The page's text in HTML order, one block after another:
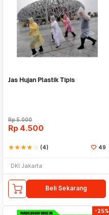
Jas Hujan Plastik Tipis
Rp5.000
Rp 4.500
starstarstarstarstar_border (4) 49
DKI Jakarta
Beli Sekarang
-25%